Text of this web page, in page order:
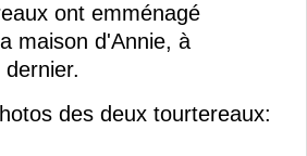
ont emménagé
maison d'Annie, à
des deux tourtereaux: